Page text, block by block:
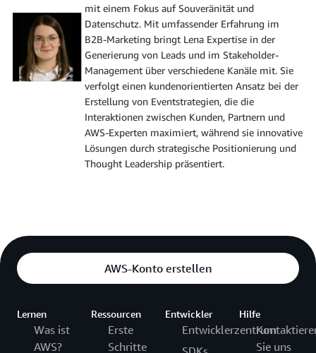
mit einem Fokus auf Souveränität und
Datenschutz. Mit umfassender Erfahrung im
B2B-Marketing bringt Lena Expertise in der
Generierung von Leads und im Stakeholder-
Management über verschiedene Kanäle mit. Sie
verfolgt einen kundenorientierten Ansatz bei der
Erstellung von Eventstrategien, die die
Interaktionen zwischen Kunden, Partnern und
AWS-Experten maximiert, während sie innovative
Lösungen durch strategische Positionierung und
Thought Leadership präsentiert.
AWS-Konto erstellen
Lernen
Was ist
AWS?
Ressourcen
Erste
Schritte
Entwickler
Entwicklerzentrum
Hilfe
Sie uns